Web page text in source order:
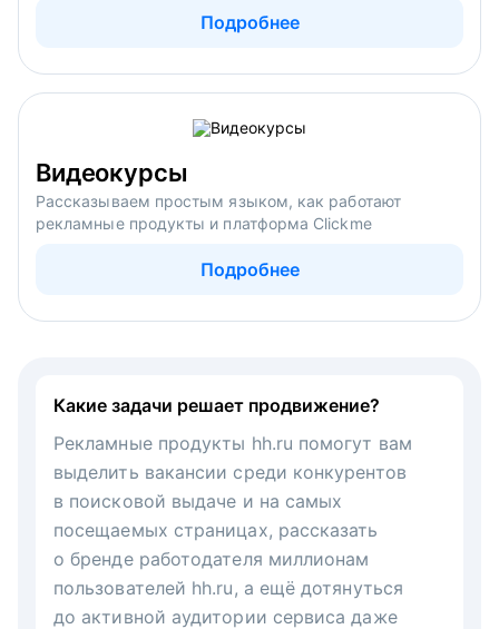
Подробнее
Видеокурсы
Рассказываем простым языком, как работают
рекламные продукты и платформа Clickme
Подробнее
Какие задачи решает продвижение?
Рекламные продукты hh.ru помогут вам
выделить вакансии среди конкурентов
в поисковой выдаче и на самых
посещаемых страницах, рассказать
о бренде работодателя миллионам
пользователей hh.ru, а ещё дотянуться
до активной аудитории сервиса даже